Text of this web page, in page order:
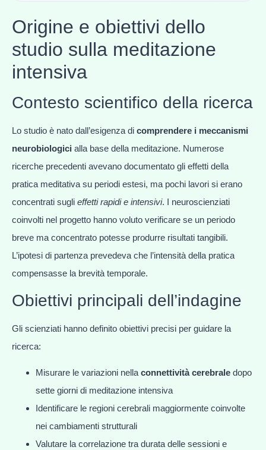
Origine e obiettivi dello
studio sulla meditazione
intensiva
Contesto scientifico della ricerca
Lo studio è nato dall’esigenza di comprendere i meccanismi
neurobiologici alla base della meditazione. Numerose
ricerche precedenti avevano documentato gli effetti della
pratica meditativa su periodi estesi, ma pochi lavori si erano
concentrati sugli effetti rapidi e intensivi. I neuroscienziati
coinvolti nel progetto hanno voluto verificare se un periodo
breve ma concentrato potesse produrre risultati tangibili.
L’ipotesi di partenza prevedeva che l’intensità della pratica
compensasse la brevità temporale.
Obiettivi principali dell’indagine
Gli scienziati hanno definito obiettivi precisi per guidare la
ricerca:
Misurare le variazioni nellaconnettività cerebrale dopo
sette giorni di meditazione intensiva
Identificare le regioni cerebrali maggiormente coinvolte
nei cambiamenti strutturali
Valutare la correlazione tra durata delle sessioni e